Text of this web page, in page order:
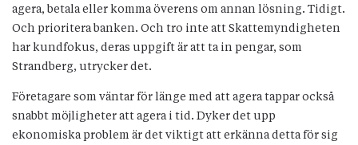
agera, betala eller komma överens om annan lösning. Tidigt.
Och prioritera banken. Och tro inte att Skattemyndigheten
har kundfokus, deras uppgift är att ta in pengar, som
Strandberg, utrycker det.
Företagare som väntar för länge med att agera tappar också
snabbt möjligheter att agera i tid. Dyker det upp
ekonomiska problem är det viktigt att erkänna detta för sig